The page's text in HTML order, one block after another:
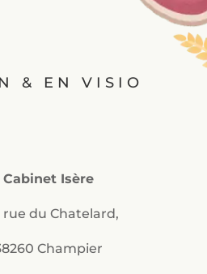
& EN VISIO
Cabinet Isère
rue du Chatelard,
Champier